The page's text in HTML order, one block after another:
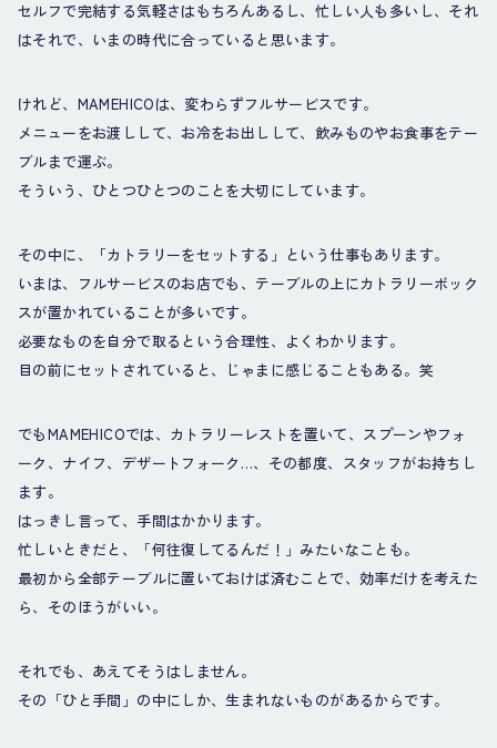
セルフで完結する気軽さはもちろんあるし、忙しい人も多いし、それ
はそれで、いまの時代に合っていると思います。
けれど、MAMEHICOは、変わらずフルサービスです。
メニューをお渡しして、お冷をお出しして、飲みものやお食事をテー
ブルまで運ぶ。
そういう、ひとつひとつのことを大切にしています。
その中に、「カトラリーをセットする」という仕事もあります。
いまは、フルサービスのお店でも、テーブルの上にカトラリーボック
スが置かれていることが多いです。
必要なものを自分で取るという合理性、よくわかります。
目の前にセットされていると、じゃまに感じることもある。笑
でもMAMEHICOでは、カトラリーレストを置いて、スプーンやフォ
ーク、ナイフ、デザートフォーク…、その都度、スタッフがお持ちし
ます。
はっきし言って、手間はかかります。
忙しいときだと、「何往復してるんだ！」みたいなことも。
最初から全部テーブルに置いておけば済むことで、効率だけを考えた
ら、そのほうがいい。
それでも、あえてそうはしません。
その「ひと手間」の中にしか、生まれないものがあるからです。